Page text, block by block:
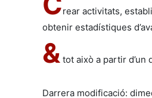
rear activitats,
obtenir estadístiques
& tot això a partir
Darrera modificació: